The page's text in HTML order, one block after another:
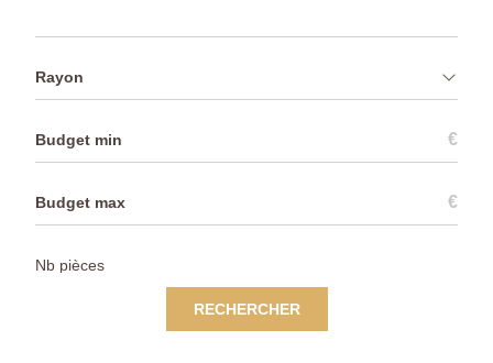
Rayon
€
€
RECHERCHER